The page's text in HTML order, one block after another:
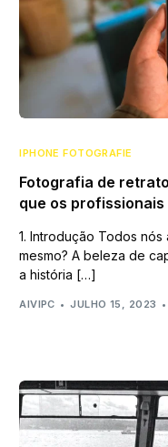
IPHONE FOTOGRAFIE
Fotografia de
que os
1. Introdução Todos
mesmo? A beleza de
a história […]
AIVIPC JULHO 15, 2023